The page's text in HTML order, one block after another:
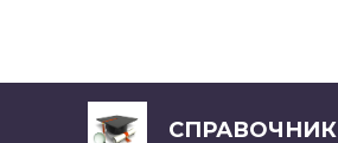
СПРАВОЧНИК